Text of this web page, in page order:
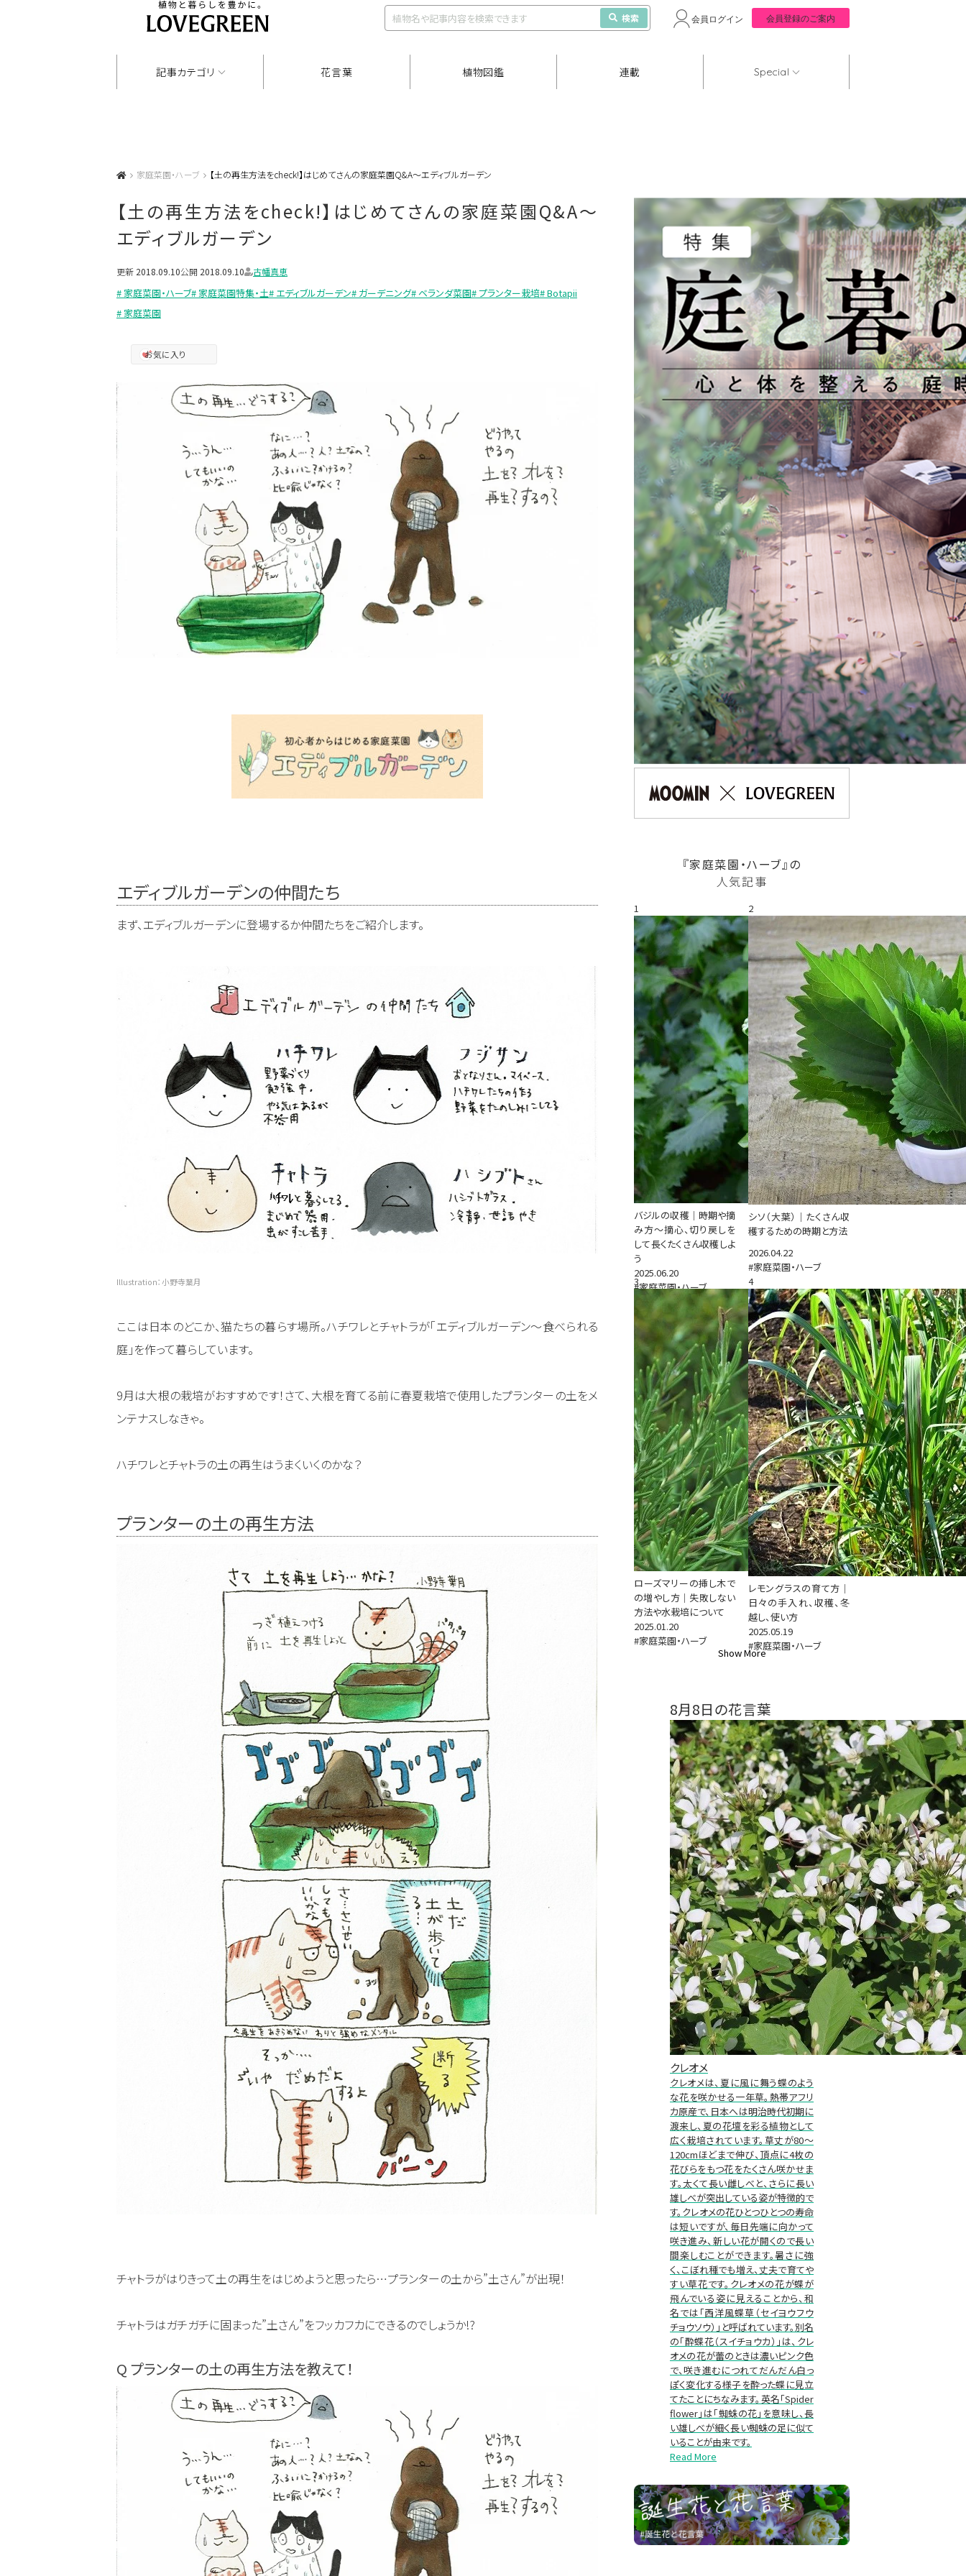
検索 会員ログイン 会員登録のご案内
記事カテゴリ 花言葉 植物図鑑 連載 Special
家庭菜園・ハーブ 【土の再生方法をcheck!】はじめてさんの家庭菜園Q&A〜エディブルガーデン
【土の再生方法をcheck!】はじめてさんの家庭菜園Q&A〜
エディブルガーデン
更新 2018.09.10公開 2018.09.10 古幡真恵
# 家庭菜園・ハーブ# 家庭菜園特集・土# エディブルガーデン# ガーデニング# ベランダ菜園# プランター栽培# Botapii
# 家庭菜園
お気に入り
エディブルガーデンの仲間たち
まず、エディブルガーデンに登場するか仲間たちをご紹介します。
Illustration：小野寺葉月
ここは日本のどこか、猫たちの暮らす場所。ハチワレとチャトラが「エディブルガーデン〜食べられる
庭」を作って暮らしています。
9月は大根の栽培がおすすめです！さて、大根を育てる前に春夏栽培で使用したプランターの土をメ
ンテナスしなきゃ。
ハチワレとチャトラの土の再生はうまくいくのかな？
プランターの土の再生方法
チャトラがはりきって土の再生をはじめようと思ったら…プランターの土から”土さん”が出現！
チャトラはガチガチに固まった”土さん”をフッカフカにできるのでしょうか!?
Q プランターの土の再生方法を教えて！
『家庭菜園・ハーブ』の
人気記事
1
バジルの収穫｜時期や摘
み方～摘心、切り戻しを
して長くたくさん収穫しよ
う
2025.06.20
#家庭菜園・ハーブ
2
シソ（大葉）｜たくさん収
穫するための時期と方法
2026.04.22
#家庭菜園・ハーブ
3
ローズマリーの挿し木で
の増やし方｜失敗しない
方法や水栽培について
2025.01.20
#家庭菜園・ハーブ
4
レモングラスの育て方｜
日々の手入れ、収穫、冬
越し、使い方
2025.05.19
#家庭菜園・ハーブ
Show More
8月8日の花言葉
クレオメ
クレオメは、夏に風に舞う蝶のよう
な花を咲かせる一年草。熱帯アフリ
カ原産で、日本へは明治時代初期に
渡来し、夏の花壇を彩る植物として
広く栽培されています。草丈が80～
120cmほどまで伸び、頂点に4枚の
花びらをもつ花をたくさん咲かせま
す。太くて長い雌しべと、さらに長い
雄しべが突出している姿が特徴的で
す。クレオメの花ひとつひとつの寿命
は短いですが、毎日先端に向かって
咲き進み、新しい花が開くので長い
間楽しむことができます。暑さに強
く、こぼれ種でも増え、丈夫で育てや
すい草花です。クレオメの花が蝶が
飛んでいる姿に見えることから、和
名では「西洋風蝶草（セイヨウフウ
チョウソウ）」と呼ばれています。別名
の「酔蝶花（スイチョウカ）」は、クレ
オメの花が蕾のときは濃いピンク色
で、咲き進むにつれてだんだん白っ
ぽく変化する様子を酔った蝶に見立
てたことにちなみます。英名「Spider
flower」は「蜘蛛の花」を意味し、長
い雄しべが細く長い蜘蛛の足に似て
いることが由来です。
Read More